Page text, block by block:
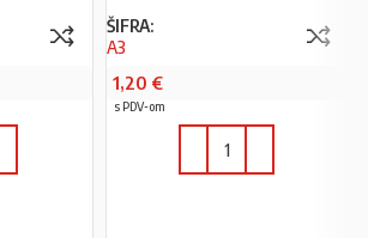
ŠIFRA:
A3
1,20 €
s PDV-om